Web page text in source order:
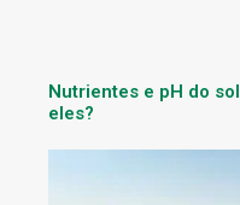
Nutrientes e pH do
eles?